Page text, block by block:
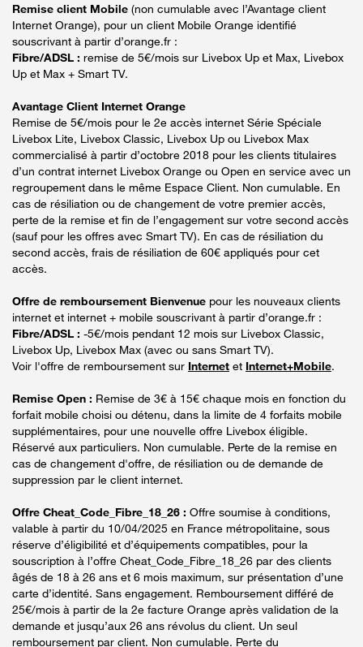
Remise client Mobile (non cumulable avec l’Avantage client
Internet Orange), pour un client Mobile Orange identifié
souscrivant à partir d’orange.fr :
Fibre/ADSL : remise de 5€/mois sur Livebox Up et Max, Livebox
Up et Max + Smart TV.
Avantage Client Internet Orange
Remise de 5€/mois pour le 2e accès internet Série Spéciale
Livebox Lite, Livebox Classic, Livebox Up ou Livebox Max
commercialisé à partir d’octobre 2018 pour les clients titulaires
d’un contrat internet Livebox Orange ou Open en service avec un
regroupement dans le même Espace Client. Non cumulable. En
cas de résiliation ou de changement de votre premier accès,
perte de la remise et fin de l’engagement sur votre second accès
(sauf pour les offres avec Smart TV). En cas de résiliation du
second accès, frais de résiliation de 60€ appliqués pour cet
accès.
Offre de remboursement Bienvenue pour les nouveaux clients
internet et internet + mobile souscrivant à partir d’orange.fr :
Fibre/ADSL : -5€/mois pendant 12 mois sur Livebox Classic,
Livebox Up, Livebox Max (avec ou sans Smart TV).
Voir l'offre de remboursement sur Internet et Internet+Mobile.
Remise Open : Remise de 3€ à 15€ chaque mois en fonction du
forfait mobile choisi ou détenu, dans la limite de 4 forfaits mobile
supplémentaires, pour une nouvelle offre Livebox éligible.
Réservé aux particuliers. Non cumulable. Perte de la remise en
cas de changement d'offre, de résiliation ou de demande de
suppression par le client internet.
Offre Cheat_Code_Fibre_18_26 : Offre soumise à conditions,
valable à partir du 10/04/2025 en France métropolitaine, sous
réserve d’éligibilité et d’équipements compatibles, pour la
souscription à l’offre Cheat_Code_Fibre_18_26 par des clients
âgés de 18 à 26 ans et 6 mois maximum, sur présentation d’une
carte d’identité. Sans engagement. Remboursement différé de
25€/mois à partir de la 2e facture Orange après validation de la
demande et jusqu’aux 26 ans révolus du client. Un seul
remboursement par client. Non cumulable. Perte du